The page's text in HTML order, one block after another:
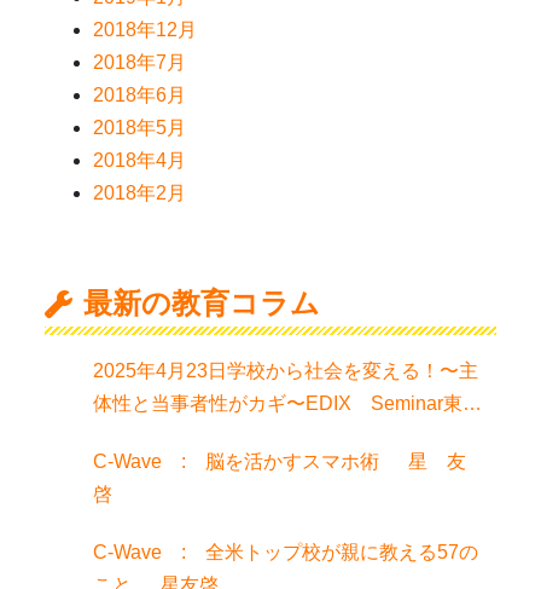
2018年12月
2018年7月
2018年6月
2018年5月
2018年4月
2018年2月
最新の教育コラム
2025年4月23日学校から社会を変える！〜主
体性と当事者性がカギ〜EDIX Seminar東京
C-Wave : 脳を活かすスマホ術 星 友
啓
C-Wave : 全米トップ校が親に教える57の